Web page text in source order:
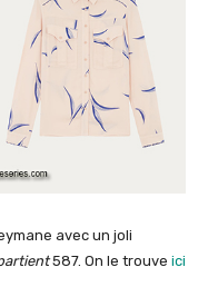
avec un joli
587. On le trouve ici